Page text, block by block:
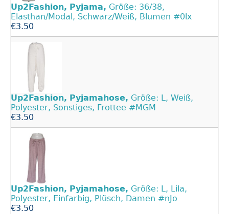
Up2Fashion, Pyjama, Größe: 36/38,
Elasthan/Modal, Schwarz/Weiß, Blumen #0lx
€3.50
Up2Fashion, Pyjamahose, Größe: L, Weiß,
Polyester, Sonstiges, Frottee #MGM
€3.50
Up2Fashion, Pyjamahose, Größe: L, Lila,
Polyester, Einfarbig, Plüsch, Damen #nJo
€3.50